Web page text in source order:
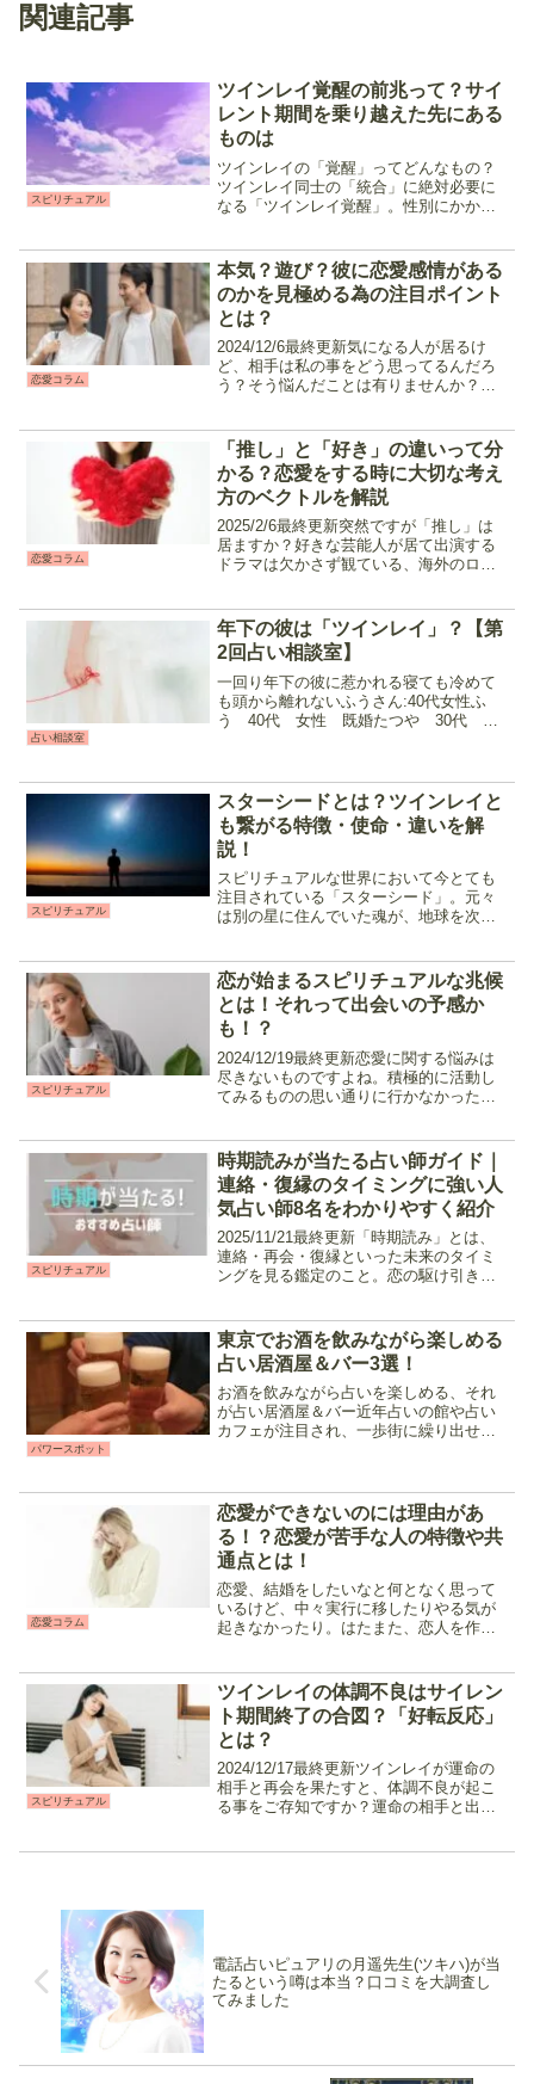
関連記事
スピリチュアル
ツインレイ覚醒の前兆って？サイ
レント期間を乗り越えた先にある
ものは
ツインレイの「覚醒」ってどんなもの？
ツインレイ同士の「統合」に絶対必要に
なる「ツインレイ覚醒」。性別にかかわ
ンレイとしての最終地点に到達します。
「覚醒」したツインレイの...
恋愛コラム
本気？遊び？彼に恋愛感情がある
のかを見極める為の注目ポイント
とは？
2024/12/6最終更新気になる人が居るけ
ど、相手は私の事をどう思ってるんだろ
う？そう悩んだことは有りませんか？好
に気持ちがあるのか。恋愛を成就させる
うえで相手の気持...
恋愛コラム
「推し」と「好き」の違いって分
かる？恋愛をする時に大切な考え
方のベクトルを解説
2025/2/6最終更新突然ですが「推し」は
居ますか？好きな芸能人が居て出演する
ドラマは欠かさず観ている、海外のロッ
応援している人も少なくないのではない
でしょうか。今回...
占い相談室
年下の彼は「ツインレイ」？【第
2回占い相談室】
一回り年下の彼に惹かれる寝ても冷めて
も頭から離れないふうさん:40代女性ふ
う 40代 女性 既婚たつや 30代 男
の事が頭から離れず...
スピリチュアル
スターシードとは？ツインレイと
も繋がる特徴・使命・違いを解
説！
スピリチュアルな世界において今とても
注目されている「スターシード」。元々
は別の星に住んでいた魂が、地球を次元
今回は、宇宙と繋がり特殊な役割を持つ
スターシードについて解説...
スピリチュアル
恋が始まるスピリチュアルな兆候
とは！それって出会いの予感か
も！？
2024/12/19最終更新恋愛に関する悩みは
尽きないものですよね。積極的に活動し
てみるものの思い通りに行かなかった
始まるスピリチュアルな兆候」をご紹
介。もしかしたら近々...
スピリチュアル
時期読みが当たる占い師ガイド｜
連絡・復縁のタイミングに強い人
気占い師8名をわかりやすく紹介
2025/11/21最終更新「時期読み」とは、
連絡・再会・復縁といった未来のタイミ
ングを見る鑑定のこと。恋の駆け引きを
込みたい時・連絡はいつ取れば良いの
か、返信は来るの...
パワースポット
東京でお酒を飲みながら楽しめる
占い居酒屋＆バー3選！
お酒を飲みながら占いを楽しめる、それ
が占い居酒屋＆バー近年占いの館や占い
カフェが注目され、一歩街に繰り出せば
らいたけど平日は仕事が忙しくて、土日
は混んでる……。」「カフ...
恋愛コラム
恋愛ができないのには理由があ
る！？恋愛が苦手な人の特徴や共
通点とは！
恋愛、結婚をしたいなと何となく思って
いるけど、中々実行に移したりやる気が
起きなかったり。はたまた、恋人を作ろ
や、努力をしても思い通りにいかない事
は沢山ありますよね。でも...
スピリチュアル
ツインレイの体調不良はサイレン
ト期間終了の合図？「好転反応」
とは？
2024/12/17最終更新ツインレイが運命の
相手と再会を果たすと、体調不良が起こ
る事をご存知ですか？運命の相手と出会
電話占いピュアリの月遥先生(ツキハ)が当
たるという噂は本当？口コミを大調査し
てみました